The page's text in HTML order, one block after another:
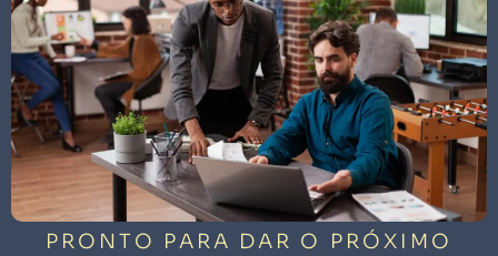
PRONTO PARA DAR O PRÓXIMO